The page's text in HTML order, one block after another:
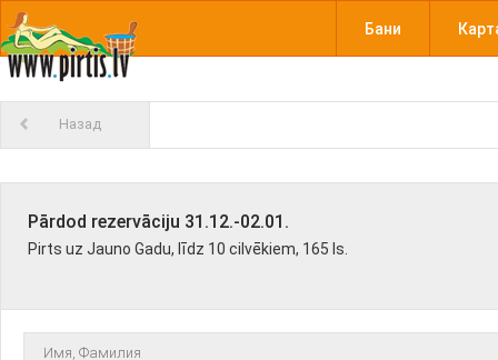
Бани
Назад
Pārdod rezervāciju 31.12.-02.01.
Pirts uz Jauno Gadu, līdz 10 cilvēkiem, 165 ls.